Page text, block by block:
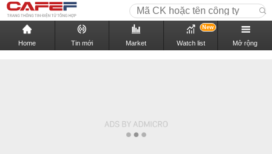
Home Tin mới Market Watch list
New
Mở rộng